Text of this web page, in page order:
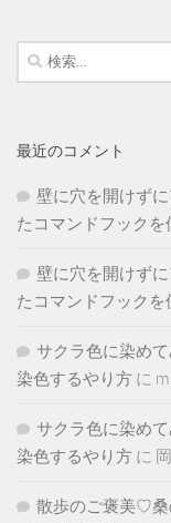
検
索:
最近のコメント
壁に穴を開けず
たコマンドフックを
壁に穴を開けず
たコマンドフックを
サクラ色に染め
染色するやり方 に
サクラ色に染め
染色するやり方 に
散歩のご褒美♡桑